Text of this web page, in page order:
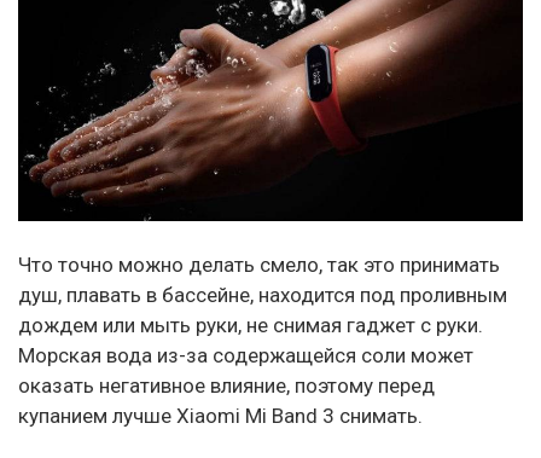
Что точно можно делать смело, так это принимать
душ, плавать в бассейне, находится под проливным
дождем или мыть руки, не снимая гаджет с руки.
Морская вода из-за содержащейся соли может
оказать негативное влияние, поэтому перед
купанием лучше Xiaomi Mi Band 3 снимать.